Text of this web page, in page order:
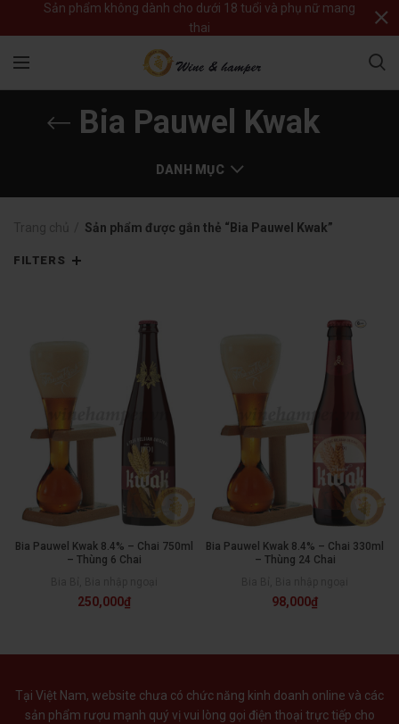
Bia Pauwel Kwak
DANH MỤC
Sản phẩm được gắn thẻ “Bia Pauwel Kwak”
FILTERS
Bia Pauwel Kwak 8.4% – Chai 750ml
– Thùng 6 Chai
250,000₫
Bia Pauwel Kwak 8.4% – Chai 330ml
– Thùng 24 Chai
98,000₫
Tại Việt Nam, website chưa có chức năng kinh doanh online và các
sản phẩm rượu mạnh quý vị vui lòng gọi điện thoại trực tiếp cho
Sản phẩm không dành cho dưới 18 tuổi và phụ nữ mang
thai